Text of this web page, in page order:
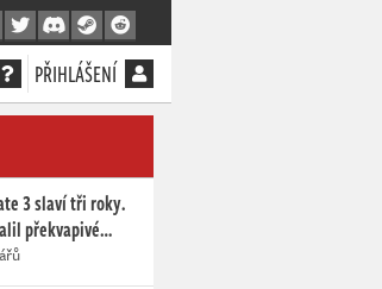
PŘIHLÁŠENÍ
3 slaví tři roky.
překvapivé…